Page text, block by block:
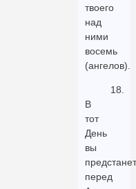
твоего
над
ними
восемь
(ангелов).
18.
В
тот
День
вы
перед